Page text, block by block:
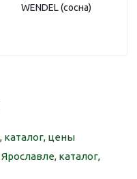
WENDEL (сосна)
каталог, цены
каталог,